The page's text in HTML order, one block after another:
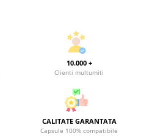
10.000 +
Clienti multumiti
CALITATE GARANTATA
Capsule 100% compatibile